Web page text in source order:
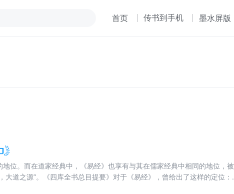
首页 传书到手机 墨水屏版
地位。而在道家经典中，《易经》也享有与其在儒家经典中相同的地位，被
大道之源”。《四库全书总目提要》对于《易经》，曾给出了这样的定位：